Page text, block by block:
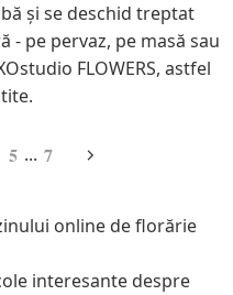
și se deschid treptat
- pe pervaz, pe masă sau
FLOWERS, astfel
5 ... 7
online de florărie
interesante despre